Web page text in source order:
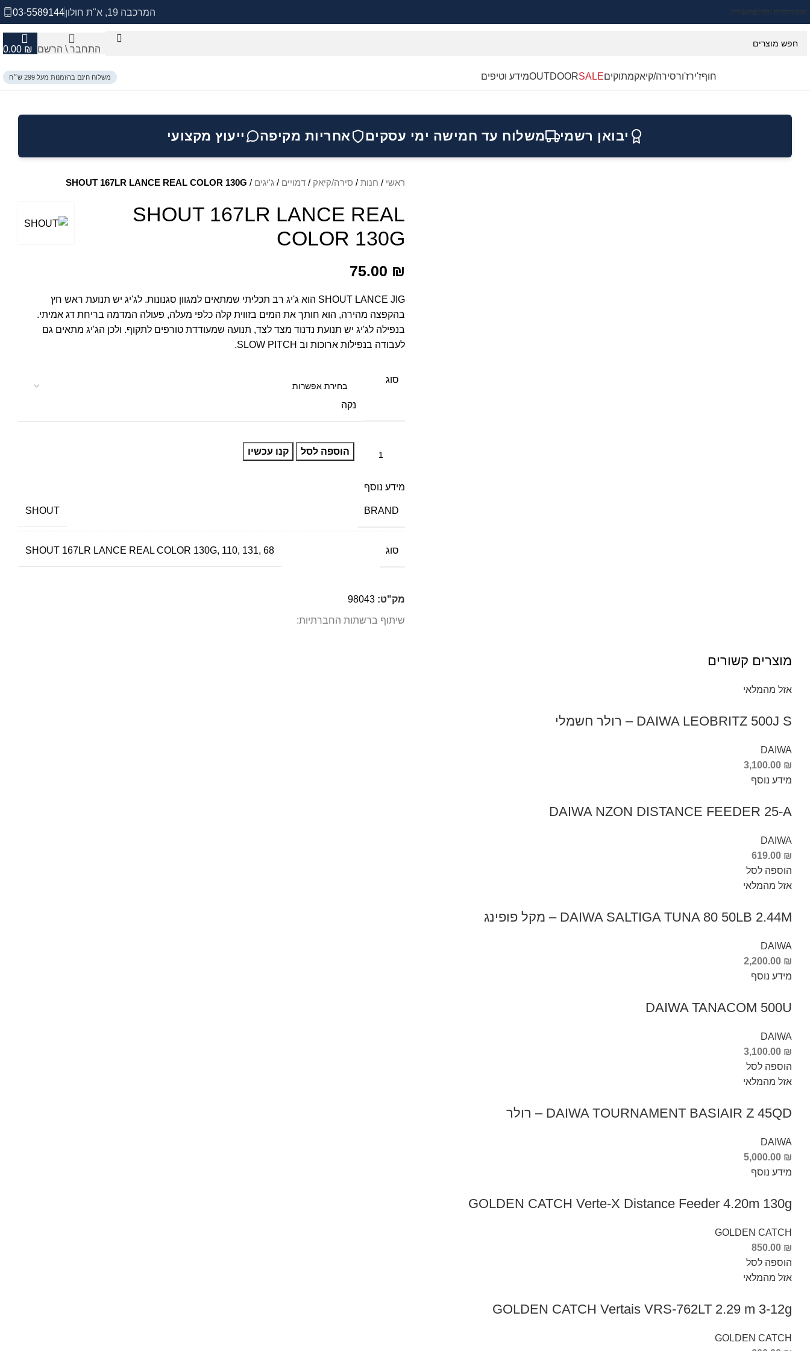
תקנוןהחזרות והחלפותאודות המרכבה 19, א"ת חולון 03-5589144
התחבר \ הרשם 0.00 ₪
חוףז'ירז'ורסירה/קיאקמתוקיםSALE
OUTDOORמידע וטיפים משלוח חינם בהזמנות מעל 299 ש״ח
יבואן רשמי משלוח עד חמישה ימי עסקים אחריות מקיפה ייעוץ מקצועי
ראשי / חנות / סירה/קיאק / דמויים / ג'יגים /
SHOUT 167LR LANCE REAL COLOR 130G
SHOUT 167LR LANCE REAL
COLOR 130G
75.00 ₪
SHOUT LANCE JIG הוא ג'יג רב תכליתי שמתאים למגוון סגנונות. לג'יג יש תנועת ראש חץ
בהקפצה מהירה, הוא חותך את המים בזווית קלה כלפי מעלה, פעולה המדמה בריחת דג אמיתי.
בנפילה לג'יג יש תנועת נדנוד מצד לצד, תנועה שמעודדת טורפים לתקוף. ולכן הג'יג מתאים גם
לעבודה בנפילות ארוכות וב SLOW PITCH.
סוג
נקה
הוספה לסל קנו עכשיו
מידע נוסף
BRAND
SHOUT
סוג SHOUT 167LR LANCE REAL COLOR 130G, 110, 131, 68
מק"ט: 98043
שיתוף ברשתות החברתיות:
מוצרים קשורים
אזל מהמלאי
DAIWA LEOBRITZ 500J S – רולר חשמלי
DAIWA
3,100.00 ₪
מידע נוסף
DAIWA NZON DISTANCE FEEDER 25-A
DAIWA
619.00 ₪
הוספה לסל
אזל מהמלאי
DAIWA SALTIGA TUNA 80 50LB 2.44M – מקל פופינג
DAIWA
2,200.00 ₪
מידע נוסף
DAIWA TANACOM 500U
DAIWA
3,100.00 ₪
הוספה לסל
אזל מהמלאי
DAIWA TOURNAMENT BASIAIR Z 45QD – רולר
DAIWA
5,000.00 ₪
מידע נוסף
GOLDEN CATCH Verte-X Distance Feeder 4.20m 130g
GOLDEN CATCH
850.00 ₪
הוספה לסל
אזל מהמלאי
GOLDEN CATCH Vertais VRS-762LT 2.29 m 3-12g
GOLDEN CATCH